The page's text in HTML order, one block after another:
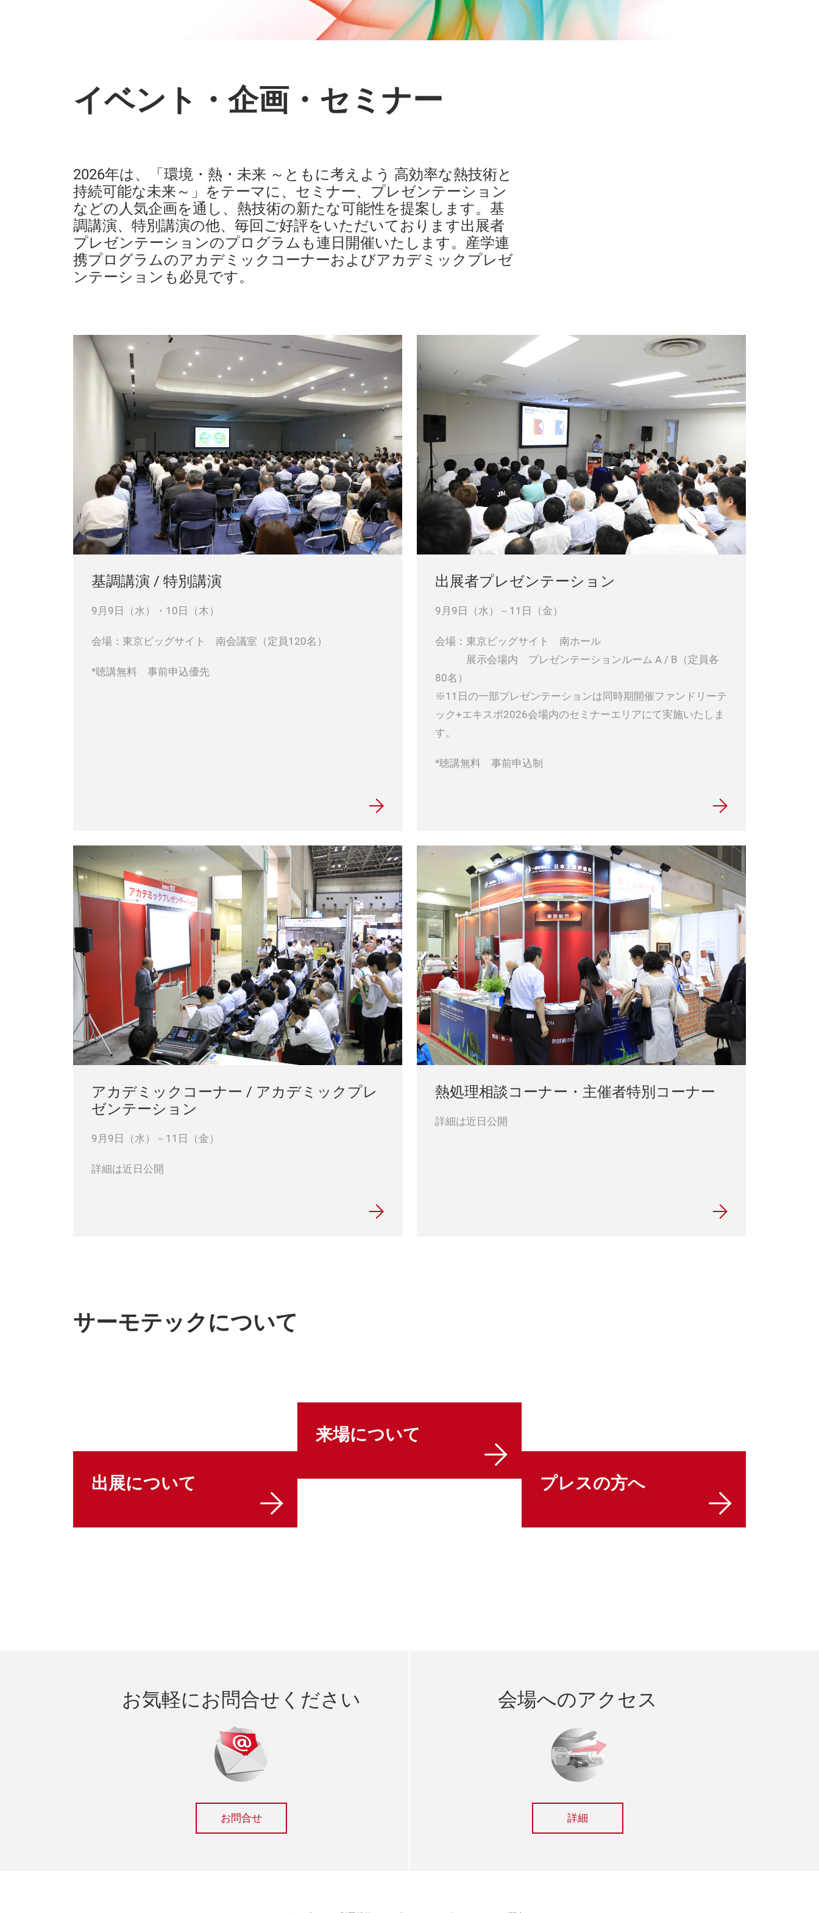
イベント・企画・セミナー
2026年は、「環境・熱・未来 ～ともに考えよう 高効率な熱技術と
持続可能な未来～」をテーマに、セミナー、プレゼンテーション
などの人気企画を通し、熱技術の新たな可能性を提案します。基
調講演、特別講演の他、毎回ご好評をいただいております出展者
プレゼンテーションのプログラムも連日開催いたします。産学連
携プログラムのアカデミックコーナーおよびアカデミックプレゼ
ンテーションも必見です。
基調講演 / 特別講演
9月9日（水）・10日（木）
会場：東京ビッグサイト 南会議室（定員120名）
*聴講無料 事前申込優先
出展者プレゼンテーション
9月9日（水）－11日（金）
会場：東京ビッグサイト 南ホール
展示会場内 プレゼンテーションルーム A / B（定員各
80名）
※11日の一部プレゼンテーションは同時期開催ファンドリーテ
ック+エキスポ2026会場内のセミナーエリアにて実施いたしま
す。
*聴講無料 事前申込制
アカデミックコーナー / アカデミックプレ
ゼンテーション
9月9日（水）－11日（金）
詳細は近日公開
熱処理相談コーナー・主催者特別コーナー
詳細は近日公開
サーモテックについて
出展について
来場について
プレスの方へ
お気軽にお問合せください
お問合せ
会場へのアクセス
詳細